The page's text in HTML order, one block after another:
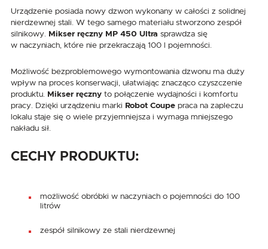
Urządzenie posiada nowy dzwon wykonany w całości z solidnej
nierdzewnej stali. W tego samego materiału stworzono zespół
silnikowy. Mikser ręczny MP 450 Ultra sprawdza się
w naczyniach, które nie przekraczają 100 l pojemności.
Możliwość bezproblemowego wymontowania dzwonu ma duży
wpływ na proces konserwacji, ułatwiając znacząco czyszczenie
produktu. Mikser ręczny to połączenie wydajności i komfortu
pracy. Dzięki urządzeniu marki Robot Coupe praca na zapleczu
lokalu staje się o wiele przyjemniejsza i wymaga mniejszego
nakładu sił.
CECHY PRODUKTU:
możliwość obróbki w naczyniach o pojemności do 100
litrów
zespół silnikowy ze stali nierdzewnej